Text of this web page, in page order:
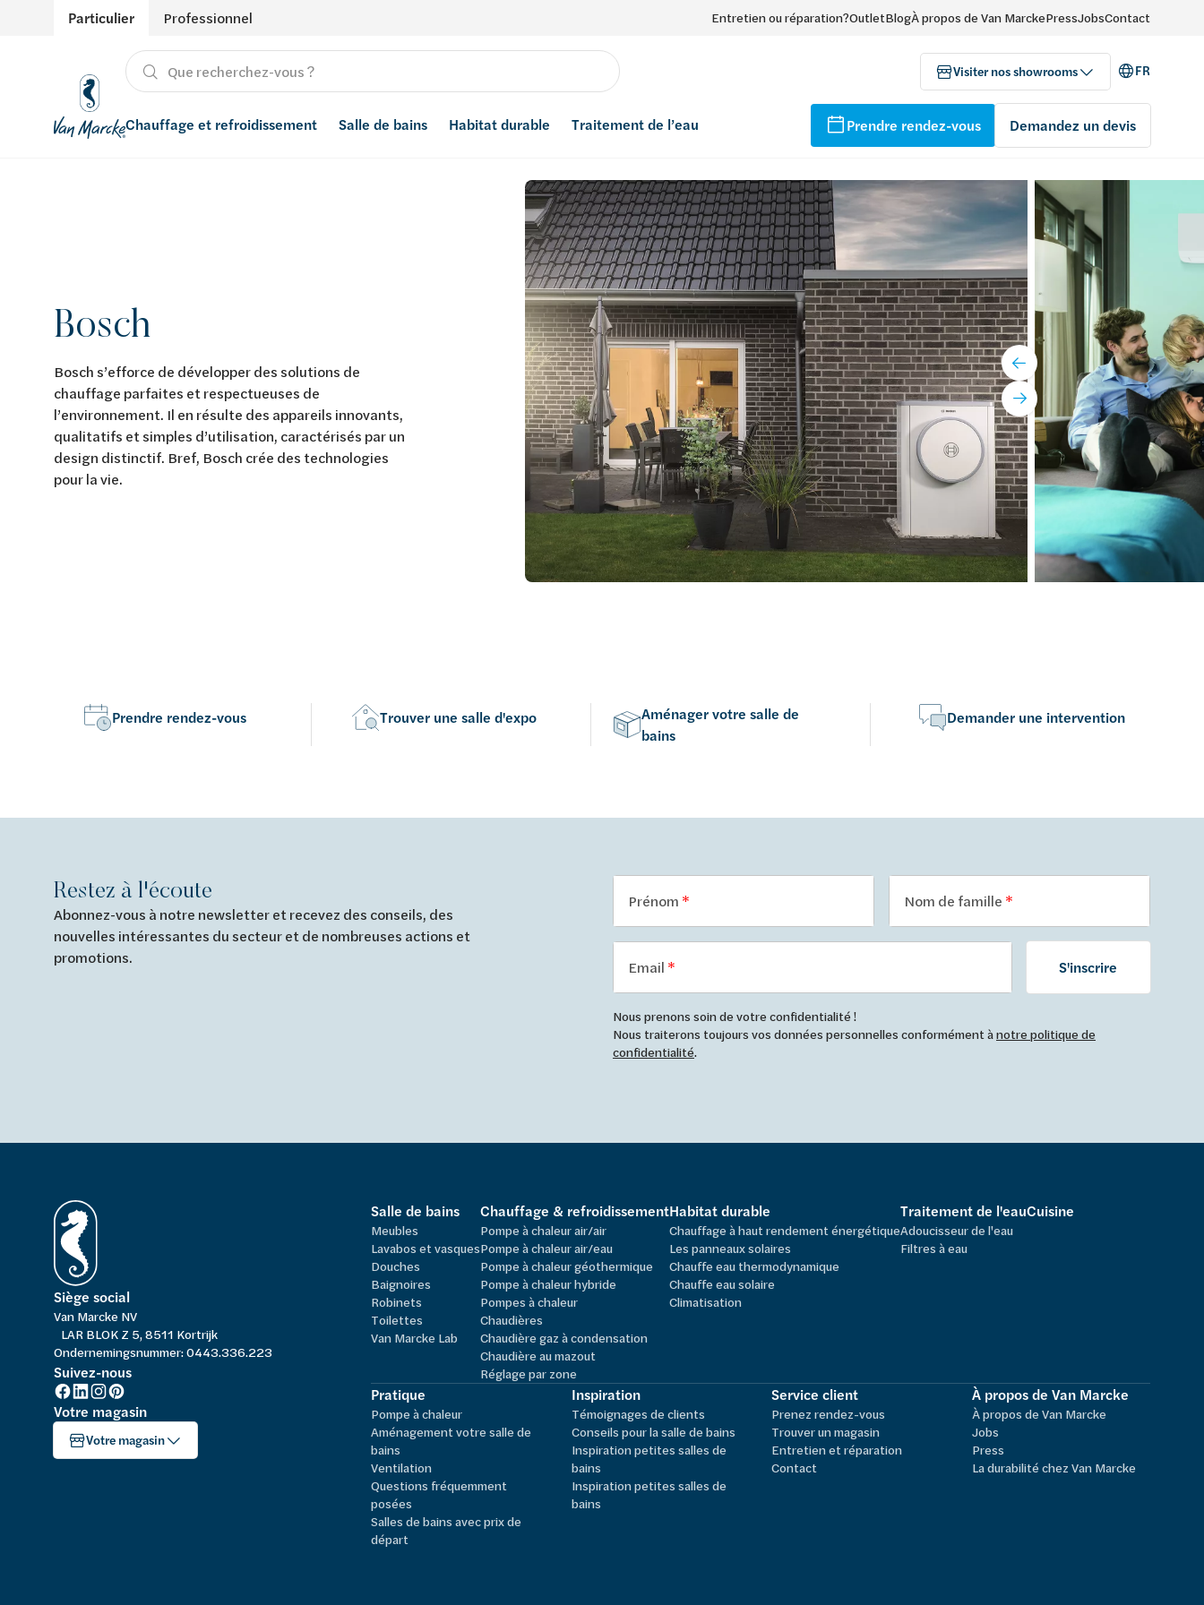
Particulier Professionnel Entretien ou réparation?OutletBlogÀ propos de Van MarckePressJobsContact
Visiter nos showrooms FR
Chauffage et refroidissement Salle de bains
Inspiration
Styles
Van Marcke Lab
Habitat durable
Smart Home
Traitement de l’eau Prendre rendez-vous Demandez un devis
Bosch
Bosch s’efforce de développer des solutions de
chauffage parfaites et respectueuses de
l’environnement. Il en résulte des appareils innovants,
qualitatifs et simples d’utilisation, caractérisés par un
design distinctif. Bref, Bosch crée des technologies
pour la vie.
Prendre rendez-vous Trouver une salle d'expo
Aménager votre salle de
bains
Demander une intervention
Restez à l'écoute
Abonnez-vous à notre newsletter et recevez des conseils, des
nouvelles intéressantes du secteur et de nombreuses actions et
promotions.
Prénom Nom de famille
Email S'inscrire
Nous prenons soin de votre confidentialité !
Nous traiterons toujours vos données personnelles conformément ànotre politique de
confidentialité.
Siège social
Van Marcke NV
LAR BLOK Z 5, 8511 Kortrijk
Ondernemingsnummer: 0443.336.223
Suivez-nous
Votre magasin
Votre magasin
Salle de bains
Meubles
Lavabos et vasques
Douches
Baignoires
Robinets
Toilettes
Van Marcke Lab
Chauffage & refroidissement
Pompe à chaleur air/air
Pompe à chaleur air/eau
Pompe à chaleur géothermique
Pompe à chaleur hybride
Pompes à chaleur
Chaudières
Chaudière gaz à condensation
Chaudière au mazout
Réglage par zone
Habitat durable
Chauffage à haut rendement énergétique
Les panneaux solaires
Chauffe eau thermodynamique
Chauffe eau solaire
Climatisation
Traitement de l'eau
Adoucisseur de l'eau
Filtres à eau
Cuisine
Pratique
Pompe à chaleur
Aménagement votre salle de
bains
Ventilation
Questions fréquemment
posées
Salles de bains avec prix de
départ
Inspiration
Témoignages de clients
Conseils pour la salle de bains
Inspiration petites salles de
bains
Inspiration petites salles de
bains
Service client
Prenez rendez-vous
Trouver un magasin
Entretien et réparation
Contact
À propos de Van Marcke
À propos de Van Marcke
Jobs
Press
La durabilité chez Van Marcke